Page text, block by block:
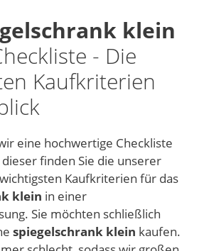
klein
- Die
Kaufkriterien
eine hochwertige Checkliste
finden Sie die unserer
Kaufkriterien für das
klein in einer
Sie möchten schließlich
spiegelschrank klein kaufen.